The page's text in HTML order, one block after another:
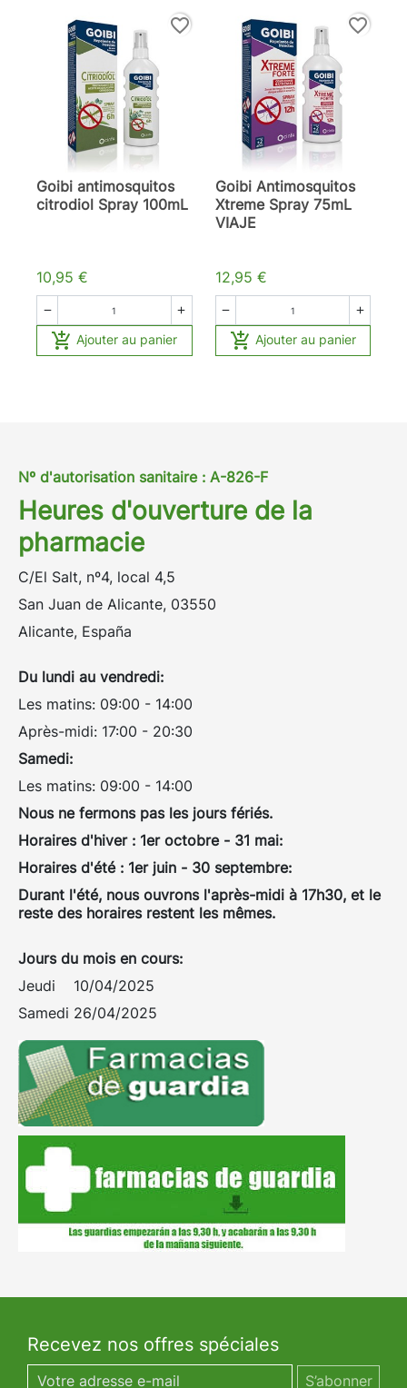
favorite_border
Goibi antimosquitos
citrodiol Spray 100mL
10,95 €
 
 Ajouter au panier
favorite_border
Goibi Antimosquitos
Xtreme Spray 75mL
VIAJE
12,95 €
 
 Ajouter au panier
Nº d'autorisation sanitaire : A-826-F
Heures d'ouverture de la
pharmacie
C/El Salt, nº4, local 4,5
San Juan de Alicante, 03550
Alicante, España
Du lundi au vendredi:
Les matins: 09:00 - 14:00
Après-midi: 17:00 - 20:30
Samedi:
Les matins: 09:00 - 14:00
Nous ne fermons pas les jours fériés.
Horaires d'hiver : 1er octobre - 31 mai:
Horaires d'été : 1er juin - 30 septembre:
Durant l'été, nous ouvrons l'après-midi à 17h30, et le
reste des horaires restent les mêmes.
Jours du mois en cours:
Jeudi 10/04/2025
Samedi 26/04/2025
Recevez nos offres spéciales